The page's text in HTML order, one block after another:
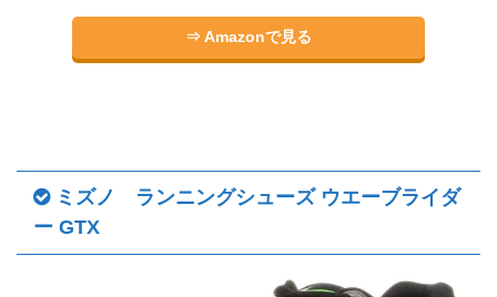
⇒ Amazonで見る
ミズノ ランニングシューズ ウエーブライダ
ー GTX